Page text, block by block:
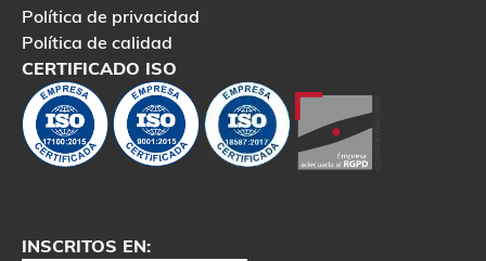
Política de privacidad
Política de calidad
CERTIFICADO ISO
INSCRITOS EN: